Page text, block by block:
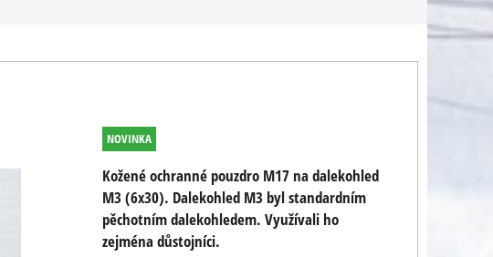
NOVINKA
Kožené ochranné pouzdro M17 na dalekohled
M3 (6x30). Dalekohled M3 byl standardním
pěchotním dalekohledem. Využívali ho
zejména důstojníci.